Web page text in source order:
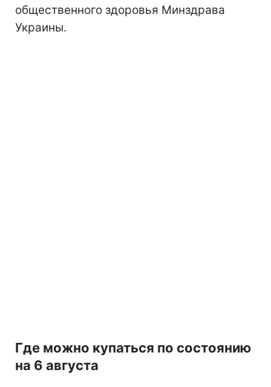
общественного здоровья Минздрава
Украины.
Где можно купаться по состоянию
на 6 августа